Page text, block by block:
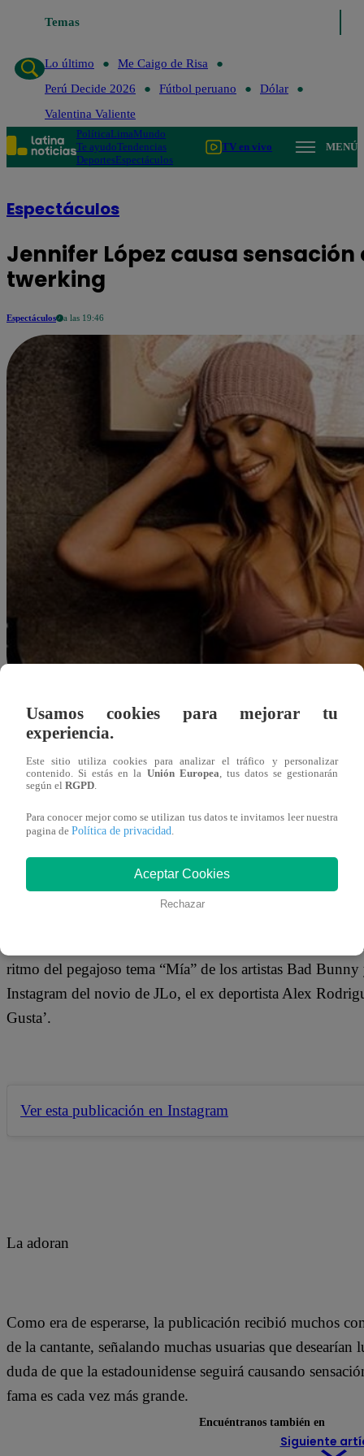
Temas
Lo último
Lo último
Me Caigo de Risa
Perú Decide 2026
Fútbol peruano
Dólar
Valentina Valiente
PolíticaLimaMundo
Te ayudoTendencias
DeportesEspectáculos
TV en vivo MENÚ
Espectáculos
Jennifer López causa
twerking
Espectáculos a las 19:46
Redacción Latina
09 de marzo 2019
A pesar de bordear los 50 años, no cabe duda de que
millones de fans alrededor del mundo, ya sea con su
cantante no duda en utilizar las redes sociales para
sexys imágenes, llamando siempre la atención.
Esta vez, la artista decidió dejar a muchos con la boca
ritmo del pegajoso tema “Mía” de los artistas Bad
Instagram del novio de JLo, el ex deportista Alex
Gusta’.
Ver esta publicación en Instagram
La adoran
Como era de esperarse, la publicación recibió muchos
de la cantante, señalando muchas usuarias que
duda de que la estadounidense seguirá causando
fama es cada vez más grande.
Siguiente
Usamos cookies para mejorar tu
experiencia.
Este sitio utiliza cookies para analizar el tráfico y personalizar
contenido. Si estás en la Unión Europea, tus datos se gestionarán
según el RGPD.
Para conocer mejor como se utilizan tus datos te invitamos leer nuestra
pagina de Política de privacidad.
Aceptar Cookies
Rechazar
Encuéntranos también en